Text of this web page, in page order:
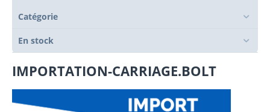
Catégorie
En stock
IMPORTATION-CARRIAGE.BOLT